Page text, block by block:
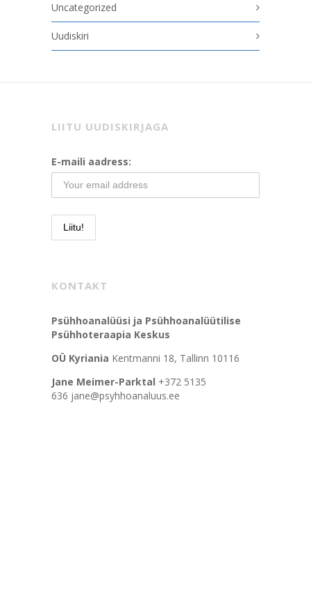
Uncategorized
Uudiskiri
LIITU UUDISKIRJAGA
E-maili aadress:
KONTAKT
Psühhoanalüüsi ja Psühhoanalüütilise
Psühhoteraapia Keskus
OÜ Kyriania Kentmanni 18, Tallinn 10116
Jane Meimer-Parktal +372 5135
636 jane@psyhhoanaluus.ee